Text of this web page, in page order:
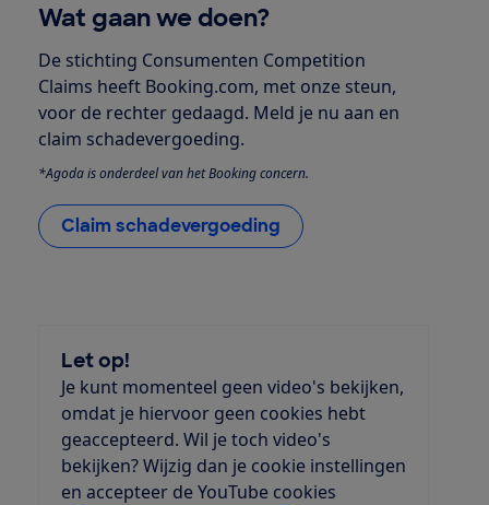
Wat gaan we doen?
De stichting Consumenten Competition
Claims heeft Booking.com, met onze steun,
voor de rechter gedaagd. Meld je nu aan en
claim schadevergoeding.
*Agoda is onderdeel van het Booking concern.
Claim schadevergoeding
Let op!
Je kunt momenteel geen video's bekijken,
omdat je hiervoor geen cookies hebt
geaccepteerd. Wil je toch video's
bekijken? Wijzig dan je cookie instellingen
en accepteer de YouTube cookies